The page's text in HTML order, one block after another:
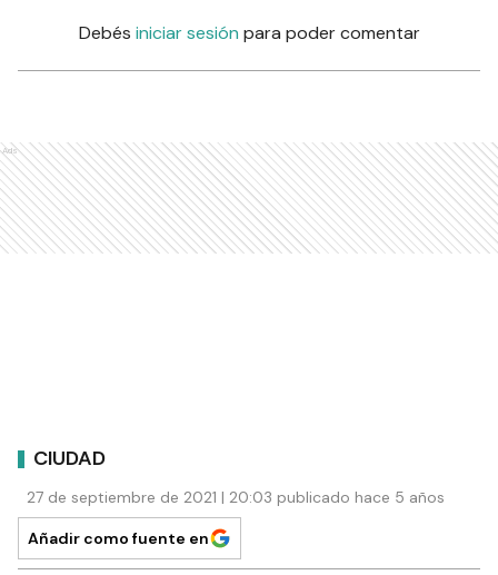
Debés iniciar sesión para poder comentar
Ads
CIUDAD
27 de septiembre de 2021 | 20:03 publicado hace 5 años
Añadir como fuente en